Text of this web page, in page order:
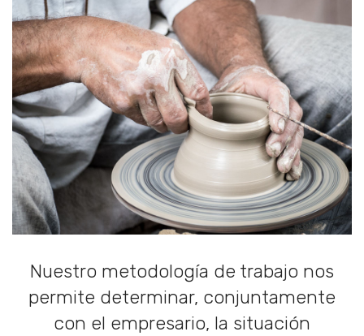
Nuestro metodología de trabajo nos
permite determinar, conjuntamente
con el empresario, la situación